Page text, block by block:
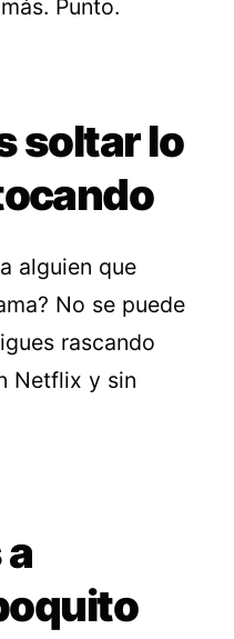
Punto.
soltar lo
alguien que
No se puede
rascando
Netflix y sin